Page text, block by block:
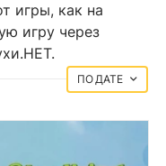
игры, как на
игру через
ДАТЕ